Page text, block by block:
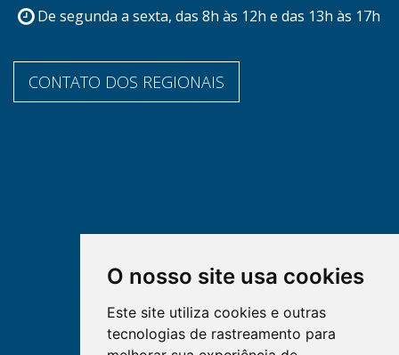
O nosso site usa cookies
Este site utiliza cookies e outras
tecnologias de rastreamento para
De segunda a sexta, das 8h às 12h e das 13h às 17h
CONTATO DOS REGIONAIS